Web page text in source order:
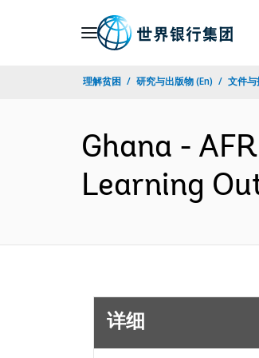
理解贫困 研究与出版物 (En) 文件
Ghana -
Learning
详细